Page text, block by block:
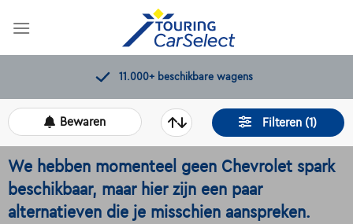
11.000+beschikbare wagens
Filteren (1)
Bewaren
We hebben momenteel geen Chevrolet spark
beschikbaar, maar hier zijn een paar
alternatieven die je misschien aanspreken.